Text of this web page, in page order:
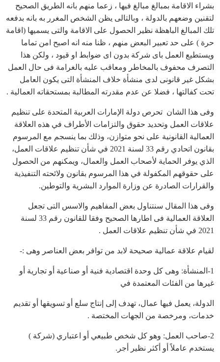
بشراء الاقامة بمبالغ مبالغ فيها ، زعما منهم بانه الطريق الصحيح
لتقنين وضعهم بالدولة ، وبالتالى يظن الشخص المغرر به بانه بدفعه
تلك المبالغ الباهظة نظير الحصول على الاقامة والتى يسميها (اقامة
حرة ) على حد تعبير البعض منهم ، ظنا منه انه اصبح امن تماما
ويستطيع العمل باى شركة بدون اى ضوابط او قيود ، ولكن هذا
التصرف محفوف بالمخاطر ومعاقب عليه بالغرامة فى حال العمل
بشكل غير قانونى لدى منشأة خلاف المنشأة التى يكون العامل
تحت كفالتها ، فضلا عن عدم مقدرته المطالبة بمستحقاته العمالية .
وفى هذا الشان تحرص دولة الإمارات العربية المتحدة على تنظيم
علاقات العمل وتحديد حقوق والتزامات الأطراف في هذه العلاقة
العمالية القانونية على نحو متوازن، وذلك بما ينسجم مع المرسوم
بقانون اتحادي رقم 33 لسنة 2021 في شأن تنظيم علاقات العمل،
الذي يوفر الحماية لأصحاب العمل والعمال، ويمكنهم من الحصول
على حقوقهم المكفولة في هذا المرسوم بقانون ولائحته التنفيذية
والقرارات الصادرة عن وزارة الموارد البشرية والتوطين.
وفى هذا المقال سنتناول بعض المفاهيم والاسس التى تجعل
العلاقة العمالية فى اطارها الصحيح وفقا للقانون رقم 33 لسنة
2021 في شأن تنظيم علاقات العمل .
لقيام علاقة عمالية صحيحة لابد من توافر بعض العناصر وهى :-
1-المنشأة: وهى كل وحدة اقتصادية فنية أو صناعية أو تجارية أو
غيرها من الفئات المعتمدة في
الدولة، يعمل فيها عمال، تهدف إلى إنتاج سلع أو تسويقها أو تقديم
خدمات، ومرخصة من الجهات المختصة .
2-صاحب العمل: وهو كل شخص طبيعي أو اعتباري (شركة )
يستخدم عاملاً أو أكثر نظير أجر.